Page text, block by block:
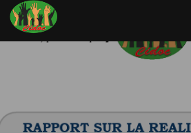
Skip
Cidoc